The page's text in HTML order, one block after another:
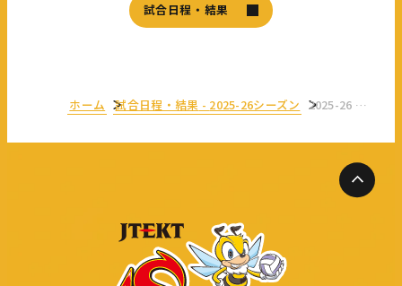
試合日程・結果
ホーム 試合日程・結果 - 2025-26シーズン 2025-26 大同生命 SV.LEAGUE MEN レギュラーシーズン 第16節 GAME1